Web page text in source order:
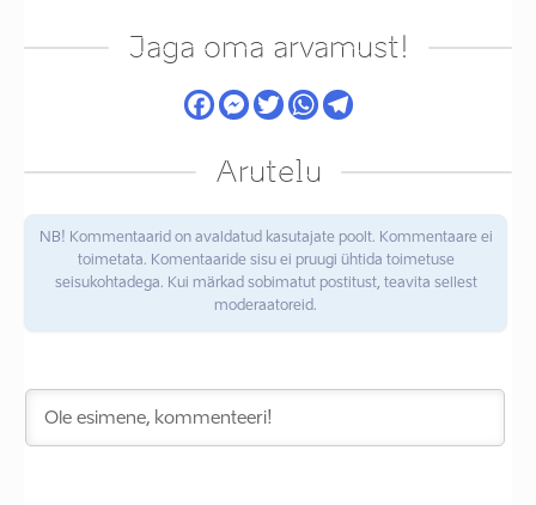
Jaga oma arvamust!
Arutelu
NB! Kommentaarid on avaldatud kasutajate poolt. Kommentaare ei
toimetata. Komentaaride sisu ei pruugi ühtida toimetuse
seisukohtadega. Kui märkad sobimatut postitust, teavita sellest
moderaatoreid.